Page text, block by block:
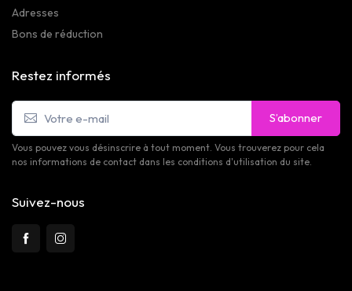
Adresses
Bons de réduction
Restez informés
S’abonner
Vous pouvez vous désinscrire à tout moment. Vous trouverez pour cela
nos informations de contact dans les conditions d'utilisation du site.
Suivez-nous